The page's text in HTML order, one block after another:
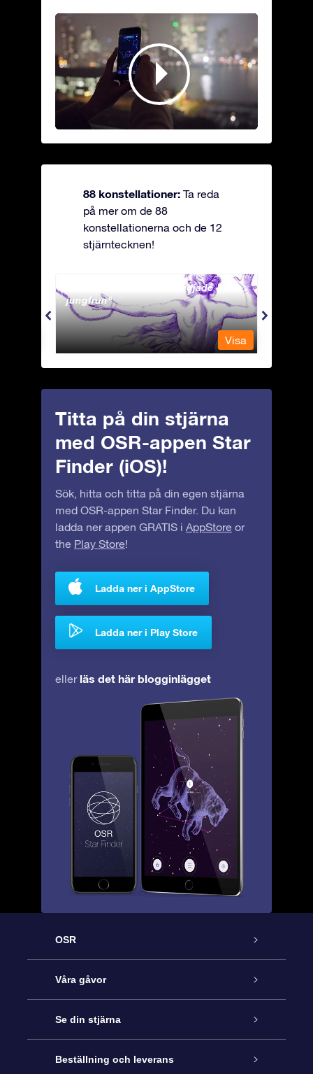
88 konstellationer: Ta reda
på mer om de 88
konstellationerna och de 12
stjärntecknen!
Andromeda - Den fastkedjade
jungfrun
Visa
Titta på din stjärna
med OSR-appen Star
Finder (iOS)!
Sök, hitta och titta på din egen stjärna
med OSR-appen Star Finder. Du kan
ladda ner appen GRATIS i AppStore or
the Play Store!
Ladda ner i AppStore
Ladda ner i Play Store
eller läs det här blogginlägget
OSR
Kundtjänst
Kontakta oss
Blogg
Våra gåvor
Online-Stjärngåva
OSR Gåvopaket
Se din stjärna
Stjärnregiste
Beställning och leverans